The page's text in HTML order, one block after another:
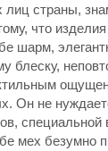
лиц страны,
что
шарм,
блеску,
Он не
мех безумно